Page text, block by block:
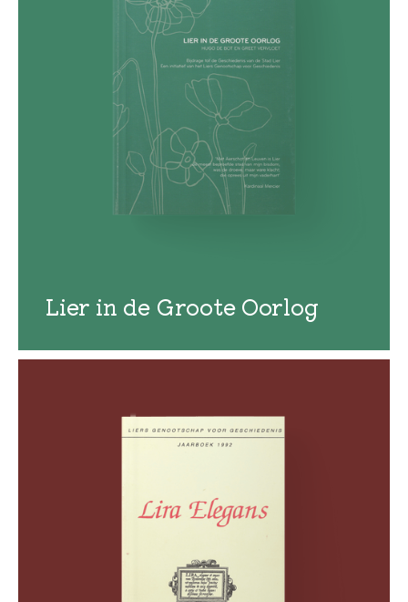
Lier in de Groote Oorlog